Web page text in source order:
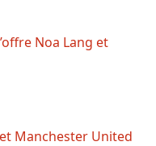
Noa Lang et
Manchester United